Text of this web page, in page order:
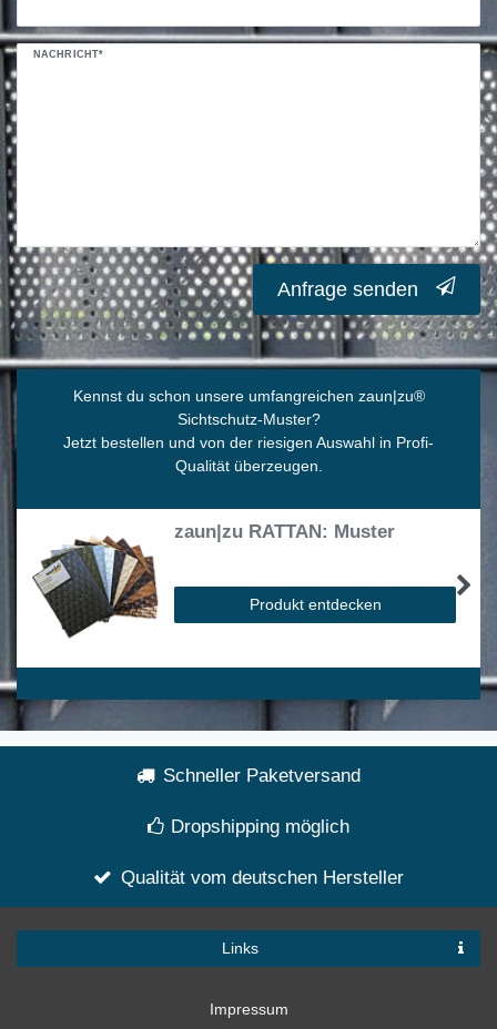
NACHRICHT*
Anfrage senden
Kennst du schon unsere umfangreichen zaun|zu®
Sichtschutz-Muster?
Jetzt bestellen und von der riesigen Auswahl in Profi-
Qualität überzeugen.
zaun|zu RATTAN: Muster
Produkt entdecken
Schneller Paketversand
Dropshipping möglich
Qualität vom deutschen Hersteller
Links
Impressum